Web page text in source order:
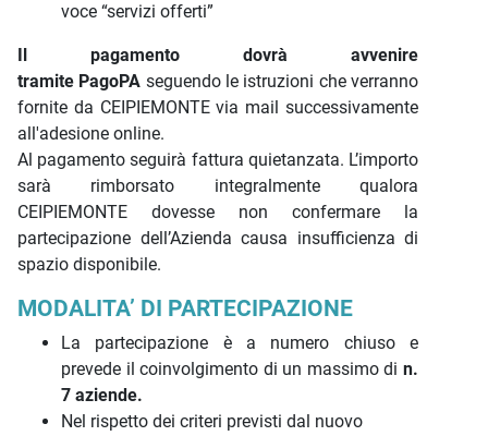
voce “servizi offerti”
Il pagamento dovrà avvenire
tramite PagoPA seguendo le istruzioni che verranno
fornite da CEIPIEMONTE via mail successivamente
all'adesione online.
Al pagamento seguirà fattura quietanzata. L’importo
sarà rimborsato integralmente qualora
CEIPIEMONTE dovesse non confermare la
partecipazione dell’Azienda causa insufficienza di
spazio disponibile.
MODALITA’ DI PARTECIPAZIONE
La partecipazione è a numero chiuso e
prevede il coinvolgimento di un massimo di n.
7 aziende.
Nel rispetto dei criteri previsti dal nuovo